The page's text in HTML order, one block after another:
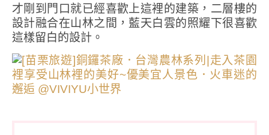
才剛到門口就已經喜歡上這裡的建築，二層樓的
設計融合在山林之間，藍天白雲的照耀下很喜歡
這樣留白的設計。